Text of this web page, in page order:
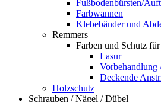
Fußbodenbürsten/
Farbwannen
Klebebänder und
Remmers
Farben und Schutz
Lasur
Vorbehandlung
Deckende
Holzschutz
Schrauben / Nägel / Dübel